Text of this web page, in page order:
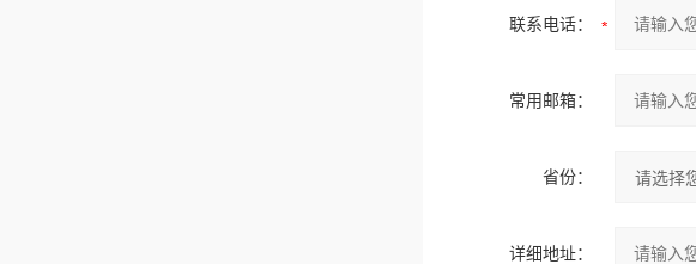
联系电话：
常用邮箱：
省份：
详细地址：